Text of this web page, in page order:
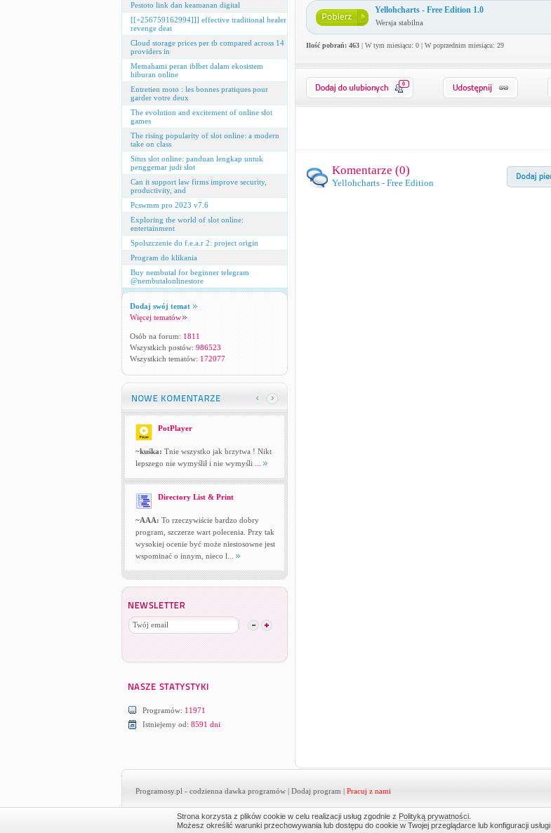
Pestoto link dan keamanan digital
[[+256759162994]]] effective traditional healer
revenge deat
Cloud storage prices per tb compared across 14
providers in
Memahami peran iblbet dalam ekosistem
hiburan online
Entretien moto : les bonnes pratiques pour
garder votre deux
The evolution and excitement of online slot
games
The rising popularity of slot online: a modern
take on class
Situs slot online: panduan lengkap untuk
penggemar judi slot
Can it support law firms improve security,
productivity, and
Pcswmm pro 2023 v7.6
Exploring the world of slot online:
entertainment
Spolszczenie do f.e.a.r 2: project origin
Program do klikania
Buy nembutal for beginner telegram
@nembutalonlinestore
Dodaj swój temat
Więcej tematów
Osób na forum: 1811
Wszystkich postów: 986523
Wszystkich tematów: 172077
PotPlayer
~kuśka: Tnie wszystko jak brzytwa ! Nikt
lepszego nie wymyślił i nie wymyśli ...
Directory List & Print
~AAA: To rzeczywiście bardzo dobry
program, szczerze wart polecenia. Przy tak
wysokiej ocenie być może niestosowne jest
wspominać o innym, nieco l...
Programów: 11971
Istniejemy od: 8591 dni
Yellohcharts - Free Edition 1.0
Wersja stabilna
Ilość pobrań: 463| W tym miesiącu: 0 | W poprzednim miesiącu: 29
0
Komentarze (0)
Yellohcharts - Free Edition
Programosy.pl - codzienna dawka programów | Dodaj program | Pracuj z nami
Strona korzysta z plików cookie w celu realizacji usług zgodnie z Polityką prywatności
Możesz określić warunki przechowywania lub dostępu do cookie w Twojej przeglądarce lub konfiguracji usługi.